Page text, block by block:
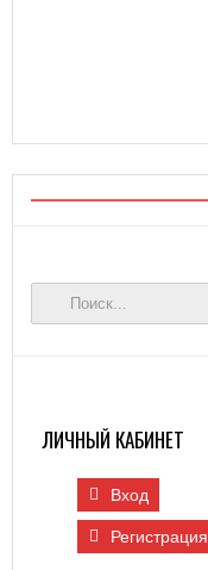
ЛИЧНЫЙ КАБИНЕТ
Вход
Регистрация